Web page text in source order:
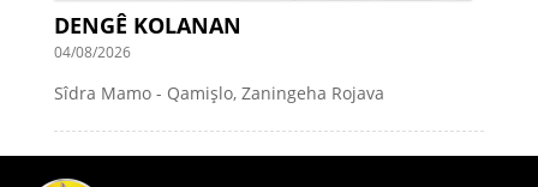
DENGÊ KOLANAN
04/08/2026
Sîdra Mamo - Qamişlo, Zaningeha Rojava